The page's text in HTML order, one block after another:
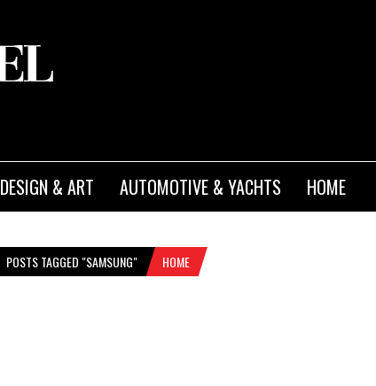
HOME
AUTOMOTIVE & YACHTS
DESIGN & ART
HOME
POSTS TAGGED "SAMSUNG"